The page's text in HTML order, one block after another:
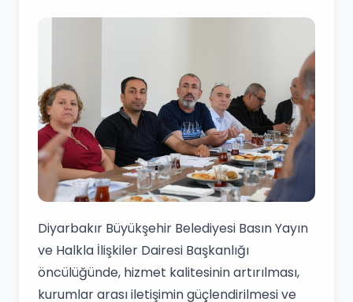
Diyarbakır Büyükşehir Belediyesi Basın Yayın
ve Halkla İlişkiler Dairesi Başkanlığı
öncülüğünde, hizmet kalitesinin artırılması,
kurumlar arası iletişimin güçlendirilmesi ve